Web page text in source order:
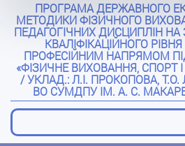
ПРОГРАМА ДЕРЖАВНОГО
МЕТОДИКИ ФІЗИЧНОГО
ПЕДАГОГІЧНИХ ДИСЦИПЛІН НА
КВАЛІФІКАЦІЙНОГО
ПРОФЕСІЙНИМ НАПРЯМОМ
«ФІЗИЧНЕ ВИХОВАННЯ, СПОРТ
/ УКЛАД.: Л.І. ПРОКОПОВА,
ВО СУМДПУ ІМ. А. С.